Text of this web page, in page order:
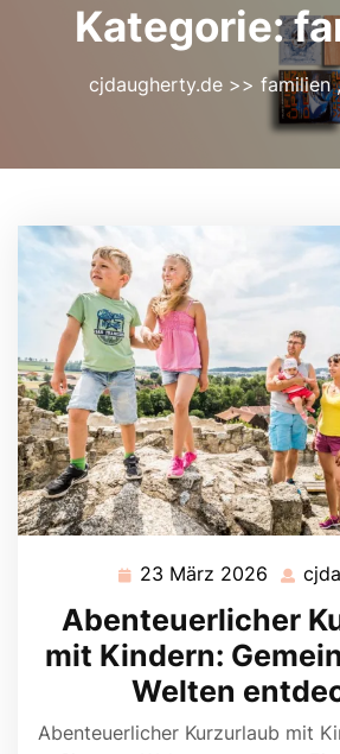
Kategorie:
cjdaugherty.de >> familien
23 März 2026 23
März
2026
Abenteuerlicher
mit Kindern:
Welten
Abenteuerlicher Kurzurlaub mit